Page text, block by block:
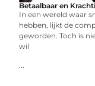
Betaalbaar en
In een wereld waar
hebben, lijkt de
geworden. Toch is
wil
...